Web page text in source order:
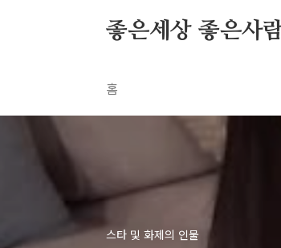
좋은세상 좋은사
홈
스타 및 화제의 인물